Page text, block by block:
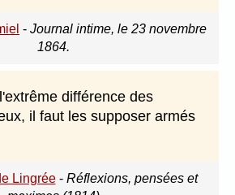
- Journal intime, le 23 novembre
1864.
différence des
il faut les supposer armés
Lingrée- Réflexions, pensées et